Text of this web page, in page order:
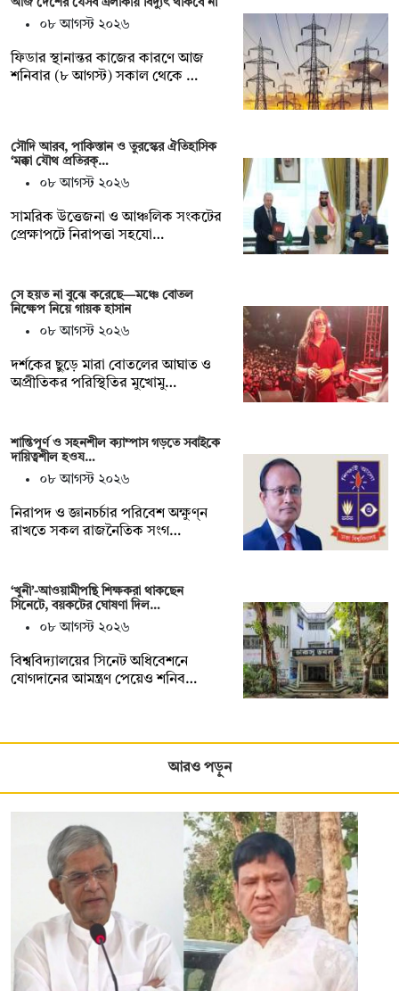
০৮ আগস্ট ২০২৬
ফিডার স্থানান্তর কাজের কারণে আজ
শনিবার (৮ আগস্ট) সকাল থেকে …
সৌদি আরব, পাকিস্তান ও তুরস্কের ঐতিহাসিক
‘মক্কা যৌথ প্রতিরক্…
০৮ আগস্ট ২০২৬
সামরিক উত্তেজনা ও আঞ্চলিক সংকটের
প্রেক্ষাপটে নিরাপত্তা সহযো…
সে হয়ত না ‍বুঝে করেছে—মঞ্চে বোতল
নিক্ষেপ নিয়ে গায়ক হাসান
০৮ আগস্ট ২০২৬
দর্শকের ছুড়ে মারা বোতলের আঘাত ও
অপ্রীতিকর পরিস্থিতির মুখোমু…
শান্তিপূর্ণ ও সহনশীল ক্যাম্পাস গড়তে সবাইকে
দায়িত্বশীল হওয…
০৮ আগস্ট ২০২৬
নিরাপদ ও জ্ঞানচর্চার পরিবেশ অক্ষুণ্ন
রাখতে সকল রাজনৈতিক সংগ…
‘খুনী’-আওয়ামীপন্থি শিক্ষকরা থাকছেন
সিনেটে, বয়কটের ঘোষণা দিল…
০৮ আগস্ট ২০২৬
বিশ্ববিদ্যালয়ের সিনেট অধিবেশনে
যোগদানের আমন্ত্রণ পেয়েও শনিব…
আরও পড়ুন